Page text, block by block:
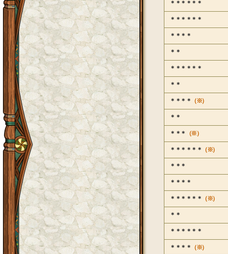
＊＊＊＊＊＊
＊＊＊＊＊＊
＊＊＊＊
＊＊
＊＊＊＊＊＊
＊＊
＊＊＊＊ （※）
＊＊
＊＊＊ （※）
＊＊＊＊＊＊ （※）
＊＊＊
＊＊＊＊
＊＊＊＊＊＊ （※）
＊＊
＊＊＊＊＊＊
＊＊＊＊ （※）